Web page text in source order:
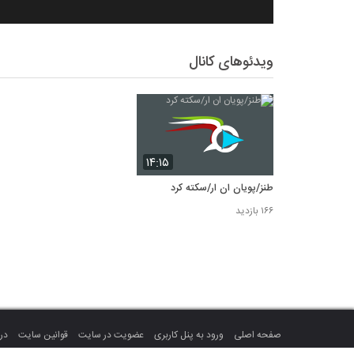
ویدئوهای کانال
۱۴:۱۵
طنز/پویان ان ار/سکته کرد
۱۶۶ بازدید
صفحه اصلی ورود به پنل کاربری عضویت در سایت قوانین سایت